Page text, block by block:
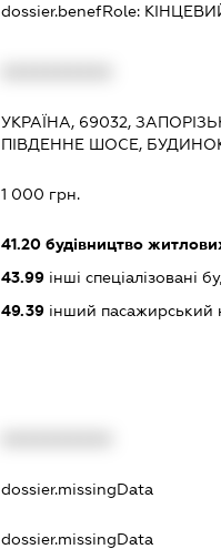
dossier.benefRole:
УКРАЇНА, 69032,
ПІВДЕННЕ ШОСЕ,
1 000 грн.
41.20будівництво
43.99інші спеціалізовані
49.39інший пасажирський
dossier.missingData
dossier.missingData